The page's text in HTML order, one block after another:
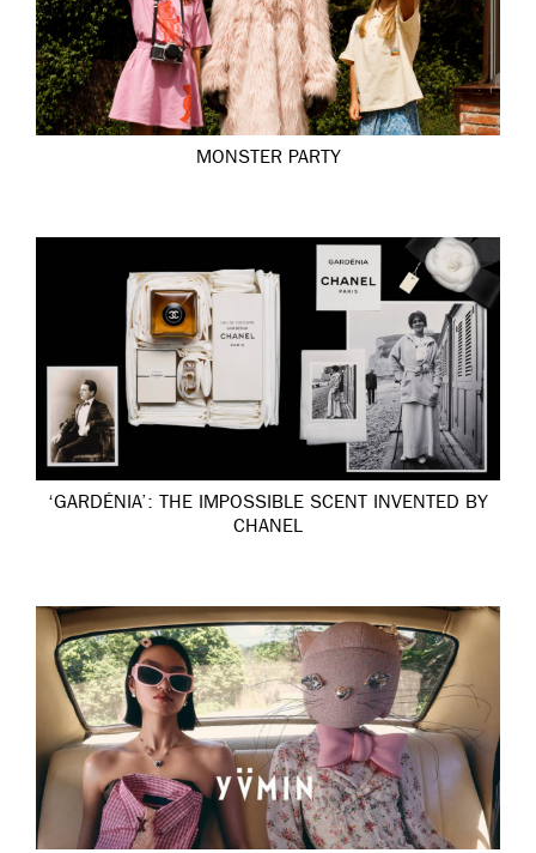
MONSTER PARTY
‘GARDÉNIA’: THE IMPOSSIBLE SCENT INVENTED BY
CHANEL